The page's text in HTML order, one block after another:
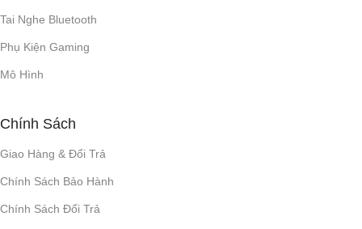
Tai Nghe Bluetooth
Phụ Kiện Gaming
Mô Hình
Chính Sách
Giao Hàng & Đổi Trả
Chính Sách Bảo Hành
Chính Sách Đổi Trả